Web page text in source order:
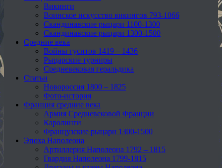
Викинги
Воинское искусство викингов 793-1066
Скандинавские рыцари 1100-1300
Скандинавские рыцари 1300-1500
Средние века
Войны гуситов 1419 – 1436
Рыцарские турниры
Средневековая геральдика
Статьи
Новороссия 1800 – 1825
Фото-история
Франция средние века
Армия Средневековой Франции
Каролинги
Французские рыцари 1300-1500
Эпоха Наполеона
Артиллерия Наполеона 1792 – 1815
Гвардия Наполеона 1799-1815